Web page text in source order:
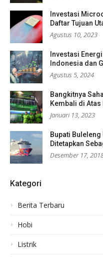
Investasi
Daftar Tujuan
Agustus 10, 2023
Investasi
Indonesia dan
Agustus 5, 2024
Bangkitnya
Kembali di Atas
Januari 13, 2023
Bupati Buleleng
Ditetapkan
Desember 17,
Kategori
Berita Terbaru
Hobi
Listrik